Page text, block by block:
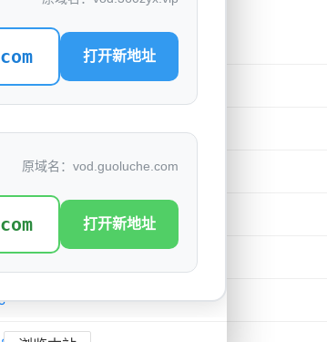
打开新地址
原域名：vod.guoluche.com
打开新地址